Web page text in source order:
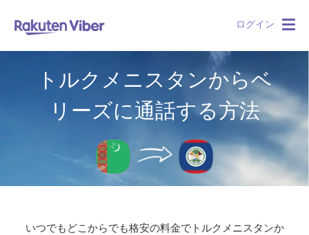
ログイン
トルクメニスタンからベ
リーズに通話する方法
いつでもどこからでも格安の料金でトルクメニスタンか